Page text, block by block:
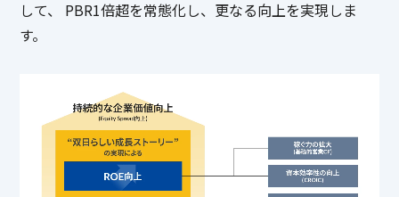
して、 PBR1倍超を常態化し、更なる向上を実現しま
す。